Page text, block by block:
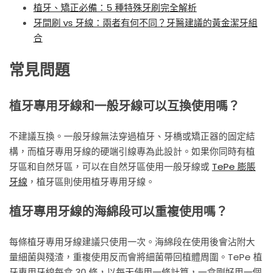
植牙、矯正必備：5 種特殊牙刷完全解析
牙間刷 vs 牙線：兩者有何不同？牙醫建議的黃金潔牙組
合
常見問題
植牙專用牙線和一般牙線可以互換使用嗎？
不建議互換。一般牙線無法穿過植牙、牙橋或矯正器的固定結
構，而植牙專用牙線的硬端引線專為此設計。如果你同時有植
牙區和自然牙區，可以在自然牙區使用一般牙線或 TePe 膨脹
牙線 ，植牙區則使用植牙專用牙線。
植牙專用牙線的海綿段可以重複使用嗎？
每條植牙專用牙線建議只使用一次。海綿段在使用後會沾附大
量細菌與殘渣，重複使用反而會將細菌帶回植體周圍。TePe 植